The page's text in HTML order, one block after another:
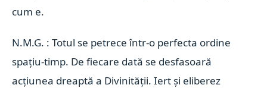
cum e.
N.M.G. : Totul se petrece într-o perfecta ordine
spațiu-timp. De fiecare dată se desfasoară
acțiunea dreaptă a Divinității. Iert și eliberez